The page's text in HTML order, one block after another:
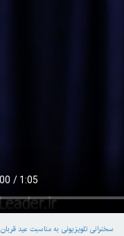
سخنرانی تلویزیونی به مناسبت عید قربان ۱۰/مرداد/۱۳۹۹